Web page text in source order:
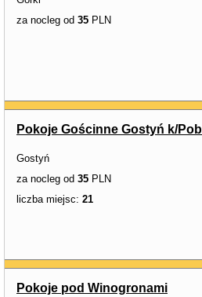
za nocleg od 35 PLN
Pokoje Gościnne Gostyń k/
Gostyń
za nocleg od 35 PLN
liczba miejsc: 21
Pokoje pod Winogronami